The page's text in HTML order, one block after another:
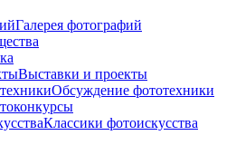
Галерея фотографий
Выставки и проекты
Обсуждение фототехники
Классики фотоискусства